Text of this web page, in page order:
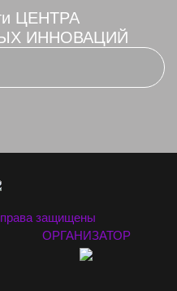
ЦЕНТРА
ИННОВАЦИЙ
защищены
ОРГАНИЗАТОР